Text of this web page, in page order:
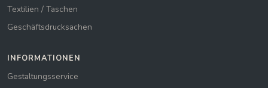
Textilien / Taschen
Geschäftsdrucksachen
INFORMATIONEN
Gestaltungsservice